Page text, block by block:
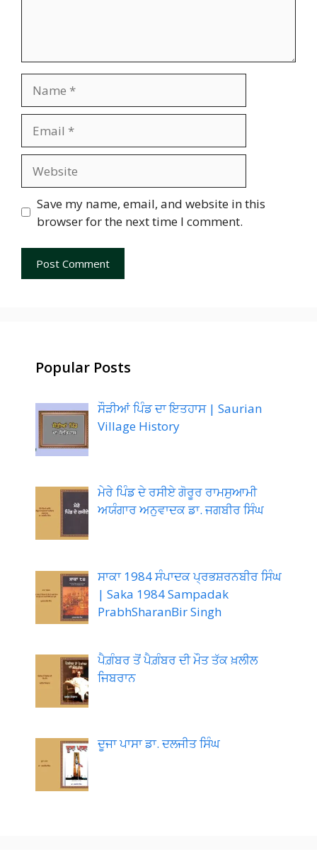
Save my name, email, and website in this
browser for the next time I comment.
Popular Posts
ਸੌੜੀਆਂ ਪਿੰਡ ਦਾ ਇਤਹਾਸ | Saurian
Village History
ਮੇਰੇ ਪਿੰਡ ਦੇ ਰਸੀਏ ਗੋਰੂਰ ਰਾਮਸੁਆਮੀ
ਅਯੰਗਾਰ ਅਨੁਵਾਦਕ ਡਾ. ਜਗਬੀਰ ਸਿੰਘ
ਸਾਕਾ 1984 ਸੰਪਾਦਕ ਪ੍ਰਭਸ਼ਰਨਬੀਰ ਸਿੰਘ
| Saka 1984 Sampadak
PrabhSharanBir Singh
ਪੈਗ਼ੰਬਰ ਤੋਂ ਪੈਗ਼ੰਬਰ ਦੀ ਮੌਤ ਤੱਕ ਖ਼ਲੀਲ
ਜਿਬਰਾਨ
ਦੂਜਾ ਪਾਸਾ ਡਾ. ਦਲਜੀਤ ਸਿੰਘ